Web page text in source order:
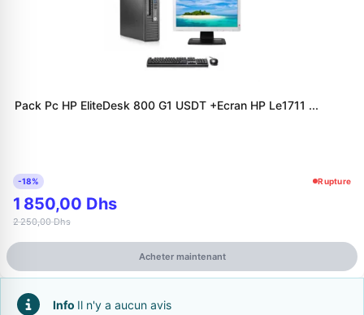
Pack Pc HP EliteDesk 800 G1 USDT +Ecran HP Le1711 ...
-18% Rupture
1 850,00 Dhs
2 250,00 Dhs
Acheter maintenant
Info Il n'y a aucun avis